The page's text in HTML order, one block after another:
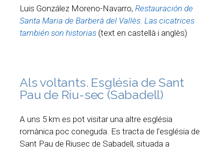
Luis González Moreno-Navarro, Restauración de
Santa Maria de Barberà del Vallès. Las cicatrices
también son historias (text en castellà i anglès)
Als voltants. Església de Sant
Pau de Riu-sec (Sabadell)
A uns 5 km es pot visitar una altre església
romànica poc coneguda. Es tracta de l’església de
Sant Pau de Riusec de Sabadell, situada a